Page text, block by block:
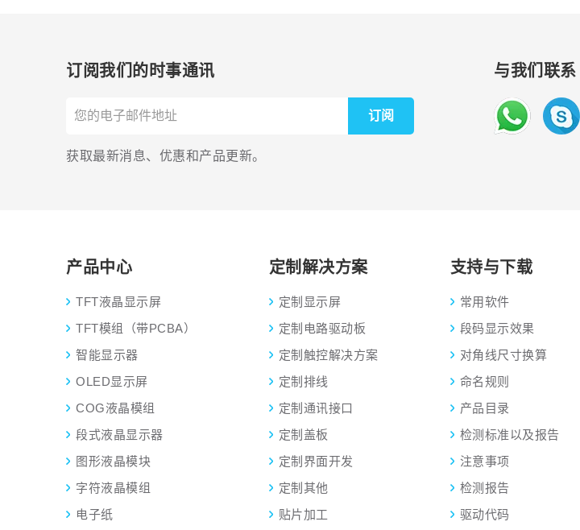
订阅我们的时事通讯
订阅
获取最新消息、优惠和产品更新。
与我们联系
产品中心
TFT液晶显示屏
TFT模组（带PCBA）
智能显示器
OLED显示屏
COG液晶模组
段式液晶显示器
图形液晶模块
字符液晶模组
电子纸
定制解决方案
定制显示屏
定制电路驱动板
定制触控解决方案
定制排线
定制通讯接口
定制盖板
定制界面开发
定制其他
贴片加工
支持与下载
常用软件
段码显示效果
对角线尺寸换算
命名规则
产品目录
检测标准以及报告
注意事项
检测报告
驱动代码